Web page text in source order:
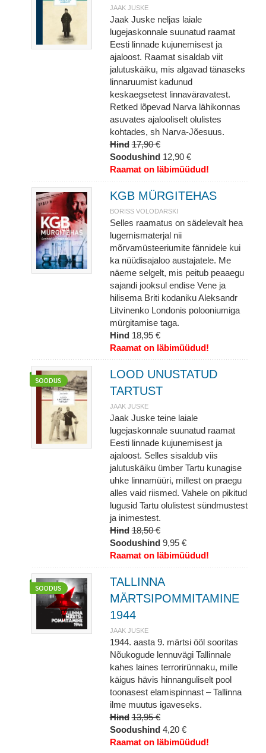
JAAK JUSKE
Jaak Juske neljas laiale
lugejaskonnale suunatud raamat
Eesti linnade kujunemisest ja
ajaloost. Raamat sisaldab viit
jalutuskäiku, mis algavad tänaseks
linnaruumist kadunud
keskaegsetest linnaväravatest.
Retked lõpevad Narva lähikonnas
asuvates ajalooliselt olulistes
kohtades, sh Narva-Jõesuus.
Hind 17,90 €
Soodushind 12,90 €
Raamat on läbimüüdud!
KGB MÜRGITEHAS
BORISS VOLODARSKI
Selles raamatus on sädelevalt hea
lugemismaterjal nii
mõrvamüsteeriumite fännidele kui
ka nüüdisajaloo austajatele. Me
näeme selgelt, mis peitub peaaegu
sajandi jooksul endise Vene ja
hilisema Briti kodaniku Aleksandr
Litvinenko Londonis polooniumiga
mürgitamise taga.
Hind 18,95 €
Raamat on läbimüüdud!
LOOD UNUSTATUD
TARTUST
JAAK JUSKE
Jaak Juske teine laiale
lugejaskonnale suunatud raamat
Eesti linnade kujunemisest ja
ajaloost. Selles sisaldub viis
jalutuskäiku ümber Tartu kunagise
uhke linnamüüri, millest on praegu
alles vaid riismed. Vahele on pikitud
lugusid Tartu olulistest sündmustest
ja inimestest.
Hind 18,50 €
Soodushind 9,95 €
Raamat on läbimüüdud!
TALLINNA
MÄRTSIPOMMITAMINE
1944
JAAK JUSKE
1944. aasta 9. märtsi ööl sooritas
Nõukogude lennuvägi Tallinnale
kahes laines terrorirünnaku, mille
käigus hävis hinnanguliselt pool
toonasest elamispinnast – Tallinna
ilme muutus igaveseks.
Hind 13,95 €
Soodushind 4,20 €
Raamat on läbimüüdud!